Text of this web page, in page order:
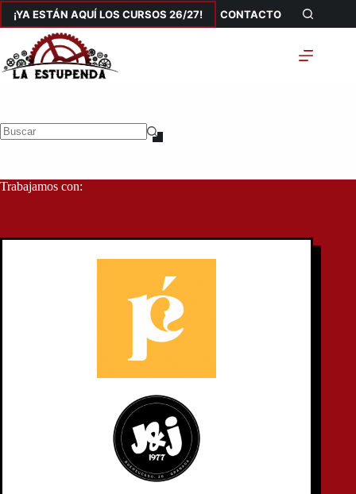
Saltar
contenido
¡YA ESTÁN AQUÍ LOS CURSOS 26/27! CONTACTO
Trabajamos con: